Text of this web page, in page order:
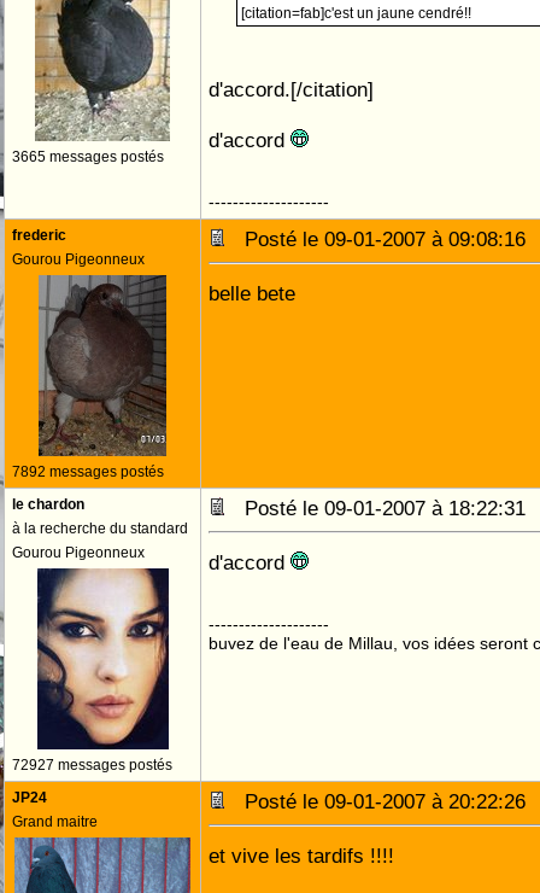
3665 messages postés
[citation=fab]c'est un jaune cendré!!
d'accord.[/citation]
d'accord
--------------------
frederic
Gourou Pigeonneux
7892 messages postés
Posté le 09-01-2007 à
belle bete
le chardon
à la recherche du standard
Gourou Pigeonneux
72927 messages postés
Posté le 09-01-2007 à
d'accord
--------------------
buvez de l'eau de Millau, vos idées seront
JP24
Grand maitre
Posté le 09-01-2007 à
et vive les tardifs !!!!